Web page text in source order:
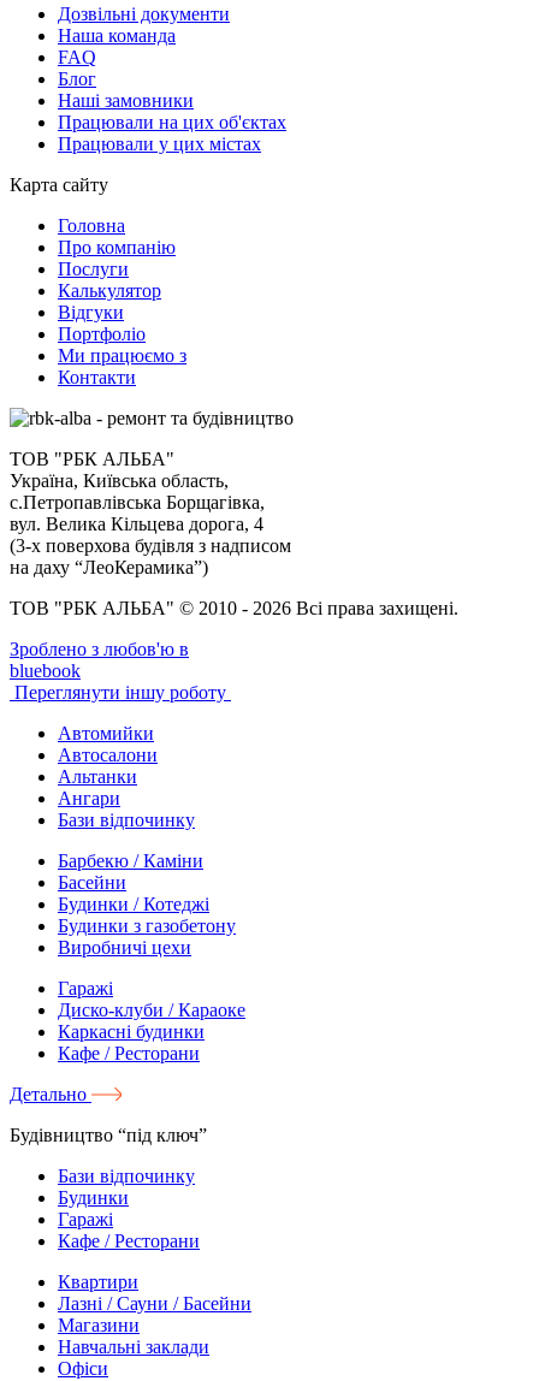
Дозвільні документи
Наша команда
FAQ
Блог
Наші замовники
Працювали на цих об'єктах
Працювали у цих містах
Карта сайту
Головна
Про компанію
Послуги
Калькулятор
Відгуки
Портфоліо
Ми працюємо з
Контакти
ТОВ "РБК АЛЬБА"
Україна, Київська область,
с.Петропавлівська Борщагівка,
вул. Велика Кільцева дорога, 4
(3-х поверхова будівля з надписом
на даху “ЛеоКерамика”)
ТОВ "РБК АЛЬБА" © 2010 - 2026 Всі права захищені.
Зроблено з любов'ю в
bluebook
Переглянути іншу роботу
Автомийки
Автосалони
Альтанки
Ангари
Бази відпочинку
Барбекю / Каміни
Басейни
Будинки / Котеджі
Будинки з газобетону
Виробничі цехи
Гаражі
Диско-клуби / Караоке
Каркасні будинки
Кафе / Ресторани
Детально
Будівництво “під ключ”
Бази відпочинку
Будинки
Гаражі
Кафе / Ресторани
Квартири
Лазні / Сауни / Басейни
Магазини
Навчальні заклади
Офіси